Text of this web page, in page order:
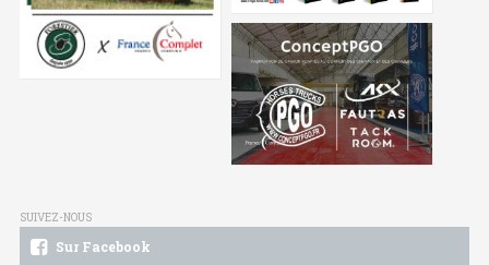
SUIVEZ-NOUS
Sur Facebook